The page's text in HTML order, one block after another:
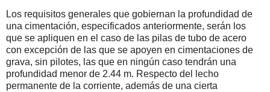
Los requisitos generales que gobiernan la profundidad de
una cimentación, especificados anteriormente, serán los
que se apliquen en el caso de las pilas de tubo de acero
con excepción de las que se apoyen en cimentaciones de
grava, sin pilotes, las que en ningún caso tendrán una
profundidad menor de 2.44 m. Respecto del lecho
permanente de la corriente, además de una cierta